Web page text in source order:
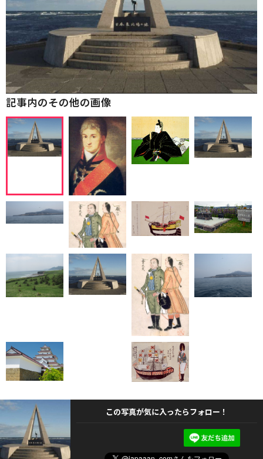
記事内のその他の画像
この写真が気に入ったらフォロー！